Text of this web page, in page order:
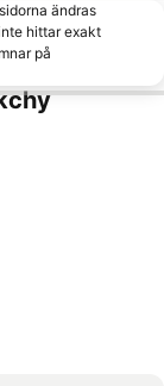
ändras
hittar exakt
på